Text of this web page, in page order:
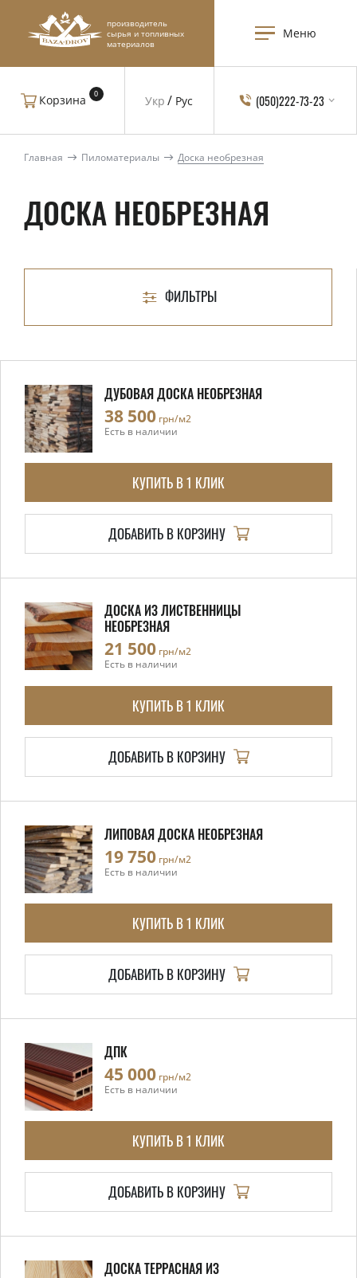
производитель
сырья и топливных
материалов
Меню
Укр Рус
Корзина 0 (050)222-73-23
Главная Пиломатериалы Доска необрезная
ДОСКА НЕОБРЕЗНАЯ
ФИЛЬТРЫ
ДУБОВАЯ ДОСКА НЕОБРЕЗНАЯ
38 500 грн/м2
Есть в наличии
КУПИТЬ В 1 КЛИК
ДОБАВИТЬ В КОРЗИНУ
ДОСКА ИЗ ЛИСТВЕННИЦЫ
НЕОБРЕЗНАЯ
21 500 грн/м2
Есть в наличии
КУПИТЬ В 1 КЛИК
ДОБАВИТЬ В КОРЗИНУ
ЛИПОВАЯ ДОСКА НЕОБРЕЗНАЯ
19 750 грн/м2
Есть в наличии
КУПИТЬ В 1 КЛИК
ДОБАВИТЬ В КОРЗИНУ
ДПК
45 000 грн/м2
Есть в наличии
КУПИТЬ В 1 КЛИК
ДОБАВИТЬ В КОРЗИНУ
ДОСКА ТЕРРАСНАЯ ИЗ